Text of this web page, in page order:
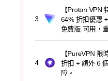
3
【Proton VPN
64% 折扣優惠
免費版 可用，
4
【PureVPN 限
折扣 + 額外 6
障。